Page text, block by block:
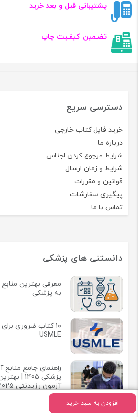
افزودن به سبد خرید
پشتیبانی قبل و بعد خرید
تضـمین کیفـیت چاپ
دسترسی سریع
خرید فایل کتاب خارجی
درباره ما
شرایط مرجوع کردن اجناس
شرایط و زمان ارسال
قوانین و مقررات
پیگیری سفارشات
تماس با ما
دانستنی های پزشکی
معرفی بهترین
به پزشکی
۱۰ کتاب ضروری
USMLE
راهنمای جامع
پزشکی
آزمون رزیدنتی 2025